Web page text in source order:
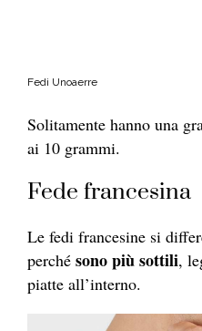
Fedi Unoaerre
Solitamente hanno una
ai 10 grammi.
Fede francesina
Le fedi francesine si
perché sono più sottili,
piatte all’interno.